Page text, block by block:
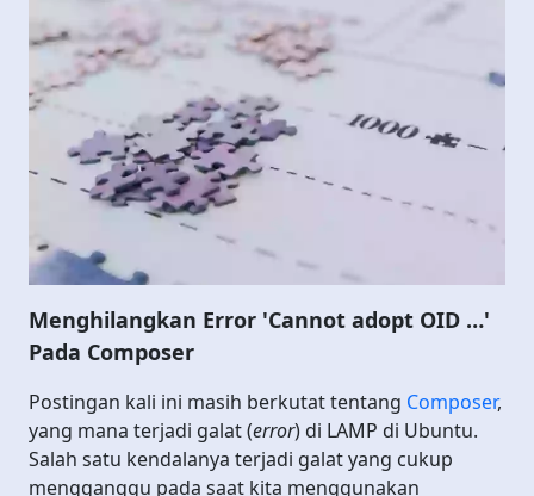
Menghilangkan Error 'Cannot adopt OID …'
Pada Composer
Postingan kali ini masih berkutat tentang Composer,
yang mana terjadi galat (error) di LAMP di Ubuntu.
Salah satu kendalanya terjadi galat yang cukup
mengganggu pada saat kita menggunakan